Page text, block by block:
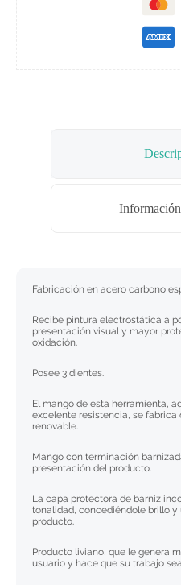
Fabricación en acero carbono
Recibe pintura electrostática a
presentación visual y mayor
oxidación.
Posee 3 dientes.
El mango de esta herramienta,
excelente resistencia, se fabrica
renovable.
Mango con terminación
presentación del producto.
La capa protectora de barniz
tonalidad, concediéndole brillo y
producto.
Producto liviano, que le genera
usuario y hace que su trabajo